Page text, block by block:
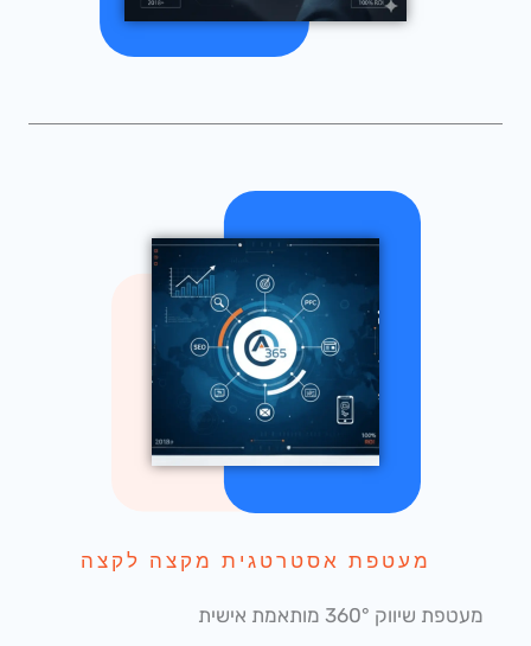
מעטפת אסטרטגית מקצה לקצה
מעטפת שיווק 360° מותאמת אישית